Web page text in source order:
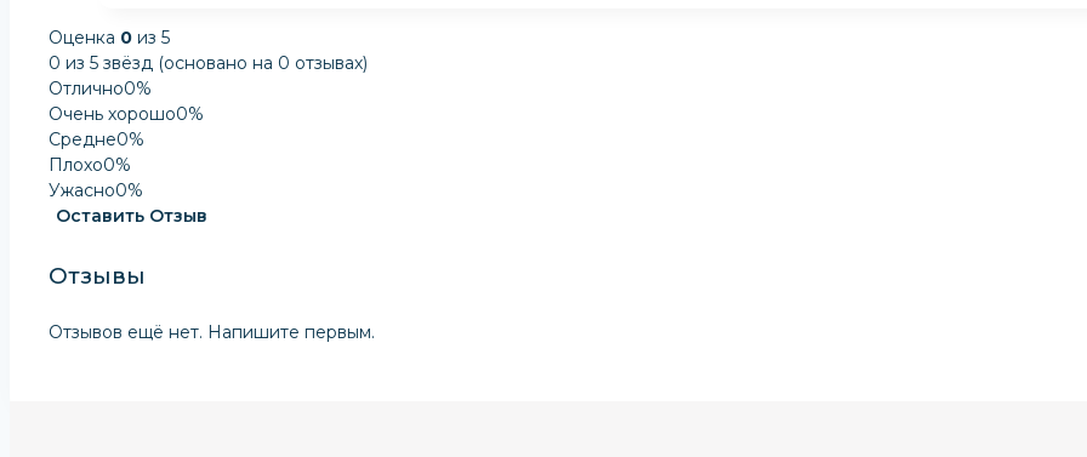
Оценка 0 из 5
0 из 5 звёзд (основано на 0 отзывах)
Отлично0%
Очень хорошо0%
Средне0%
Плохо0%
Ужасно0%
Оставить Отзыв
Отзывы
Отзывов ещё нет. Напишите первым.